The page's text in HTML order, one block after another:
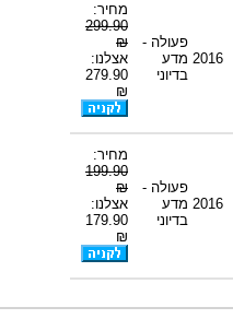
2016
פעולה -
מדע
בדיוני
מחיר:
299.90
₪
אצלנו:
279.90
₪
2016
פעולה -
מדע
בדיוני
מחיר:
199.90
₪
אצלנו:
179.90
₪